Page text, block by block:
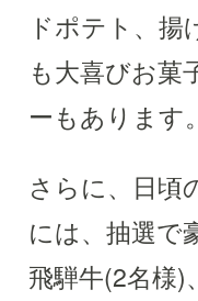
ドポテト、
も大喜びお菓
ーもあります。
さらに、日頃
には、抽選で
飛騨牛(2名様)